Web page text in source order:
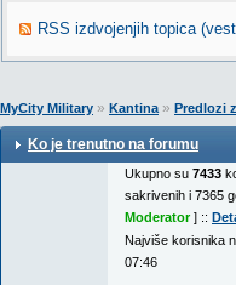
RSS izdvojenjih topica
MyCity Military » Kantina» Predlozi
Ko je trenutno na forumu
Ukupno su 7433
sakrivenih i
Moderator] ::
Najviše korisnika
07:46